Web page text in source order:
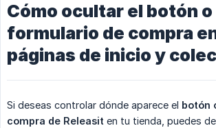
Cómo ocultar el botón o
formulario de compra
páginas de inicio y
Si deseas controlar dónde aparece el botón
compra de Releasit en tu tienda, puedes